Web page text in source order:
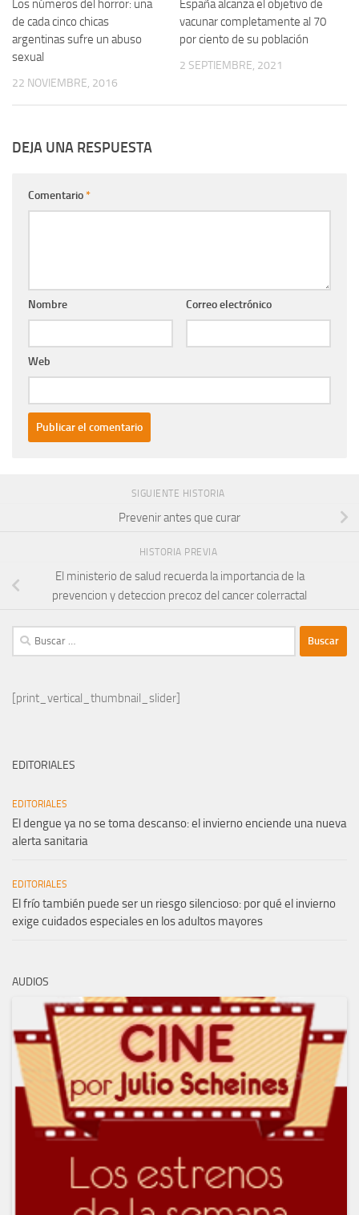
Los números del horror: una
de cada cinco chicas
argentinas sufre un abuso
sexual
22 NOVIEMBRE, 2016
España alcanza el objetivo de
vacunar completamente al 70
por ciento de su población
2 SEPTIEMBRE, 2021
DEJA UNA RESPUESTA
Comentario*
Nombre Correo electrónico
Web
SIGUIENTE HISTORIA
Prevenir antes que curar
HISTORIA PREVIA
El ministerio de salud recuerda la importancia de la
prevencion y deteccion precoz del cancer colerractal
Buscar:
[print_vertical_thumbnail_slider]
EDITORIALES
EDITORIALES
El dengue ya no se toma descanso: el invierno enciende una nueva
alerta sanitaria
EDITORIALES
El frío también puede ser un riesgo silencioso: por qué el invierno
exige cuidados especiales en los adultos mayores
AUDIOS